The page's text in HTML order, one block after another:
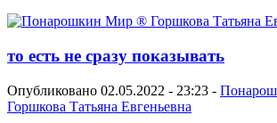
то есть не сразу показывать
Опубликовано 02.05.2022 - 23:23 -
Горшкова Татьяна Евгеньевна